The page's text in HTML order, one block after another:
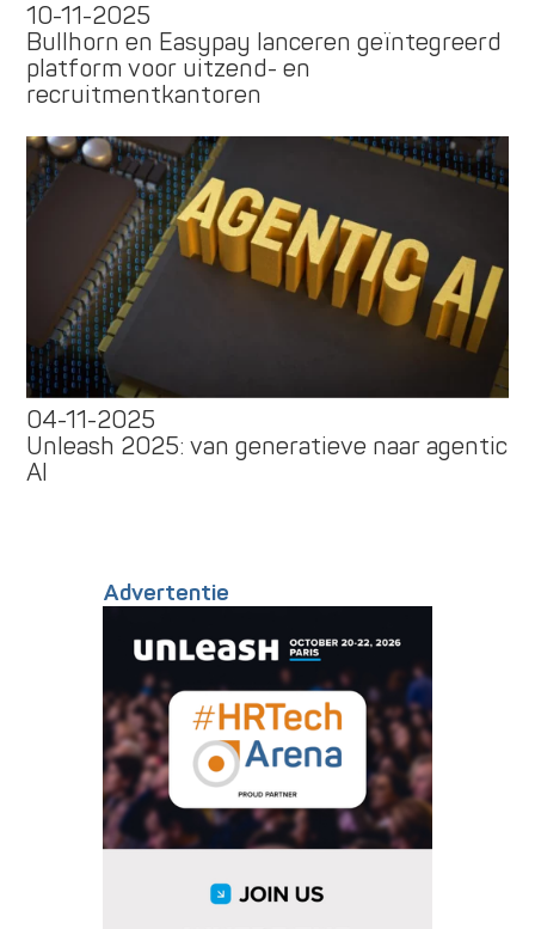
10-11-2025
Bullhorn en Easypay lanceren geïntegreerd
platform voor uitzend- en
recruitmentkantoren
04-11-2025
Unleash 2025: van generatieve naar agentic
AI
Advertentie